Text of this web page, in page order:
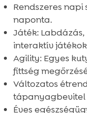
Rendszeres napi
naponta.
Játék:
interaktív
Agility: Egyes
fittség
Változatos
tápanyagbevitel
Éves